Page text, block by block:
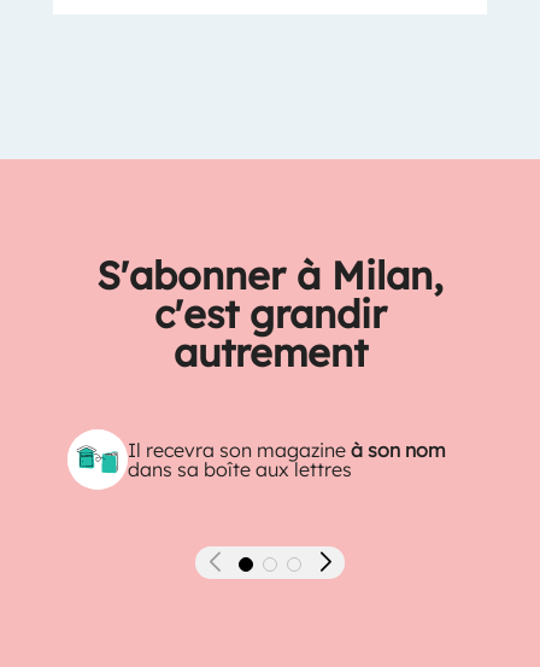
S'abonner à Milan,
c'est grandir
autrement
Il recevra son magazineà son nom
dans sa boîte aux lettres
Précédent Suivant